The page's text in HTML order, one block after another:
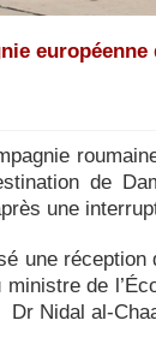
européenne
de
une
une réception
de
Dr Nidal al-